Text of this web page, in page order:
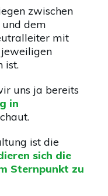
zwischen
dem
mit
jeweiligen
ist.
uns ja bereits
in
ist die
sich die
Sternpunkt zu